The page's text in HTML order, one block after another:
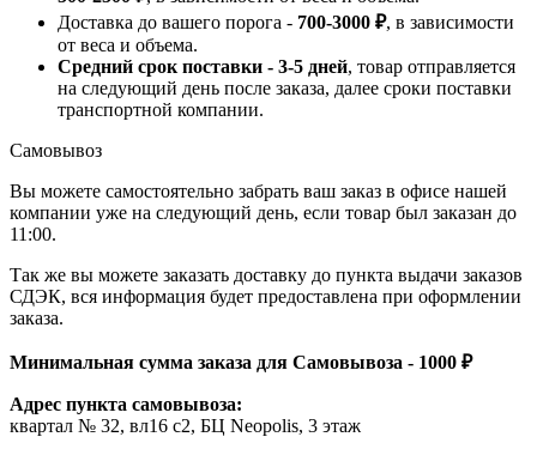
Доставка до вашего порога - 700-3000 ₽, в зависимости
от веса и объема.
Средний срок поставки - 3-5 дней, товар отправляется
на следующий день после заказа, далее сроки поставки
транспортной компании.
Самовывоз
Вы можете самостоятельно забрать ваш заказ в офисе нашей
компании уже на следующий день, если товар был заказан до
11:00.
Так же вы можете заказать доставку до пункта выдачи заказов
СДЭК, вся информация будет предоставлена при оформлении
заказа.
Минимальная сумма заказа для Самовывоза - 1000 ₽
Адрес пункта самовывоза:
квартал № 32, вл16 с2, БЦ Neopolis, 3 этаж